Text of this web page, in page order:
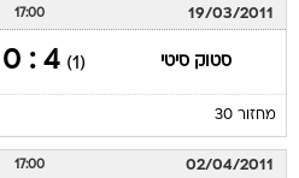
19/03/2011
17:00
סטוק סיטי (1)
4 : 0
מחזור 30
02/04/2011
17:00